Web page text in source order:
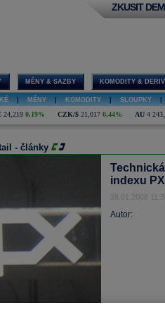
ZKUSIT
MĚNY & SAZBY KOMODITY &
MĚNY KOMODITY SLOUPKY
24,219 0,19% CZK/$ 21,017 0,44% AU 4
- články
indexu
28.01.2008
Autor: